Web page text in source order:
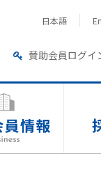
日本語
賛助会員ログイ